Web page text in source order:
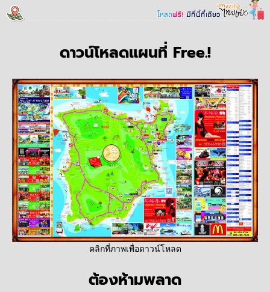
ดาวน์โหลดแผนที่ Free.!
คลิกที่ภาพเพื่อดาวน์โหลด
ต้องห้ามพลาด